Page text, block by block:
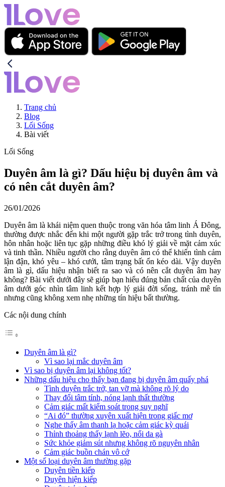
Trang chủ
Blog
Lối Sống
Bài viết
Lối Sống
Duyên âm là gì? Dấu hiệu bị duyên âm và
có nên cắt duyên âm?
26/01/2026
Duyên âm là khái niệm quen thuộc trong văn hóa tâm linh Á Đông,
thường được nhắc đến khi một người gặp trắc trở trong tình duyên,
hôn nhân hoặc liên tục gặp những điều khó lý giải về mặt cảm xúc
và tinh thần. Nhiều người cho rằng duyên âm có thể khiến tình cảm
lận đận, khó yêu – khó cưới, tâm trạng bất ổn kéo dài. Vậy duyên
âm là gì, dấu hiệu nhận biết ra sao và có nên cắt duyên âm hay
không? Bài viết dưới đây sẽ giúp bạn hiểu đúng bản chất của duyên
âm dưới góc nhìn tâm linh kết hợp lý giải đời sống, tránh mê tín
nhưng cũng không xem nhẹ những tín hiệu bất thường.
Các nội dung chính
Duyên âm là gì?
Vì sao lại mắc duyên âm
Vì sao bị duyên âm lại không tốt?
Những dấu hiệu cho thấy bạn đang bị duyên âm quấy phá
Tình duyên trắc trở, tan vỡ mà không rõ lý do
Thay đổi tâm tính, nóng lạnh thất thường
Cảm giác mất kiểm soát trong suy nghĩ
“Ai đó” thường xuyên xuất hiện trong giấc mơ
Nghe thấy âm thanh lạ hoặc cảm giác kỳ quái
Thỉnh thoảng thấy lạnh lẽo, nổi da gà
Sức khỏe giảm sút nhưng không rõ nguyên nhân
Cảm giác buồn chán vô cớ
Một số loại duyên âm thường gặp
Duyên tiền kiếp
Duyên hiện kiếp